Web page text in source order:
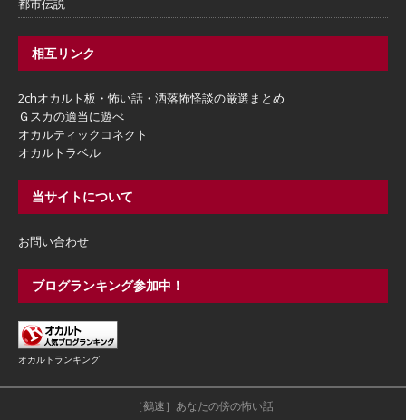
都市伝説
相互リンク
2chオカルト板・怖い話・洒落怖怪談の厳選まとめ
Ｇスカの適当に遊べ
オカルティックコネクト
オカルトラベル
当サイトについて
お問い合わせ
ブログランキング参加中！
オカルトランキング
［鵺速］あなたの傍の怖い話